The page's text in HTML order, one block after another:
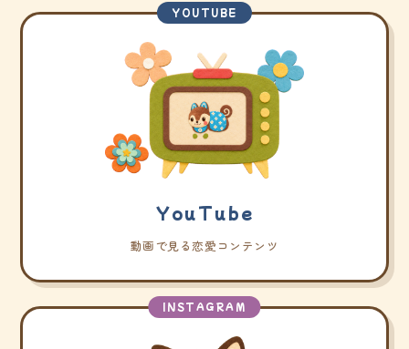
YOUTUBE
YouTube
動画で見る恋愛コンテンツ
INSTAGRAM